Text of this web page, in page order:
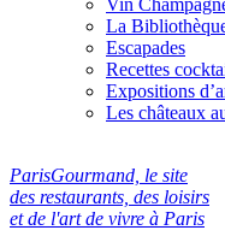
Vin
La
Escapades
Recettes
Expositions
Les châteaux
ParisGourmand, le site
des restaurants, des loisirs
et de l'art de vivre à Paris